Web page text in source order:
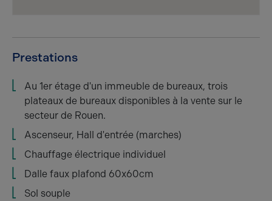
Prestations
Au 1er étage d'un immeuble de bureaux, trois
plateaux de bureaux disponibles à la vente sur le
secteur de Rouen.
Ascenseur, Hall d'entrée (marches)
Chauffage électrique individuel
Dalle faux plafond 60x60cm
Sol souple